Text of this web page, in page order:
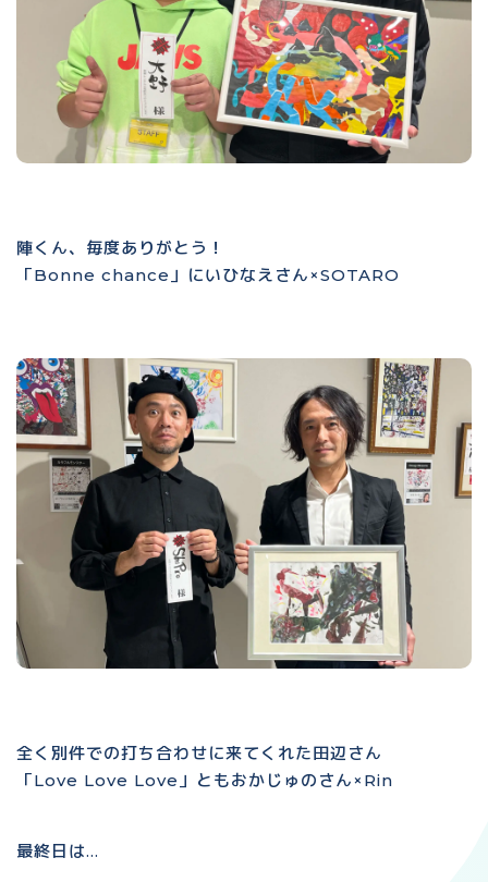
陣くん、毎度ありがとう！
「Bonne chance」にいひなえさん×SOTARO
全く別件での打ち合わせに来てくれた田辺さん
「Love Love Love」ともおかじゅのさん×Rin
最終日は…